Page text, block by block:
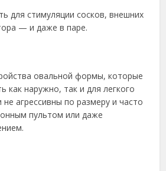
для стимуляции сосков, внешних
— и даже в паре.
овальной формы, которые
как наружно, так и для легкого
агрессивны по размеру и часто
пультом или даже